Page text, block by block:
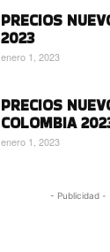
PRECIOS
2023
enero 1, 2023
PRECIOS
COLOMBIA
enero 1, 2023
- Publicidad -